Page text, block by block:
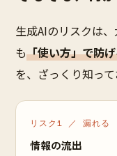
生成AIのリスクは
も「使い方」で防
を、ざっくり知って
リスク1 ／ 漏れる
情報の流出